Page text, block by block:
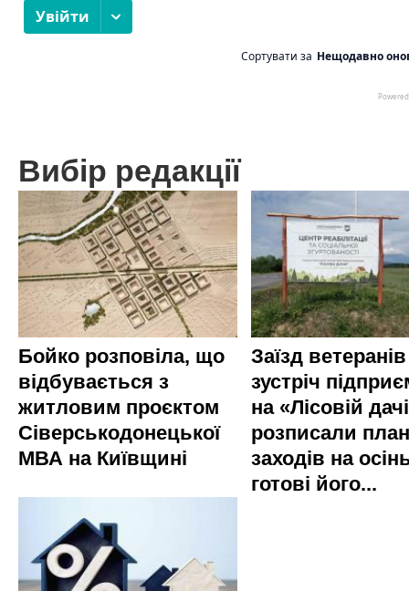
Вибір редакції
Бойко розповіла, що
відбувається з
житловим проєктом
Сіверськодонецької
МВА на Київщині
Заїзд
зустріч
на «Лісовій
розписали план
заходів на
готові його...